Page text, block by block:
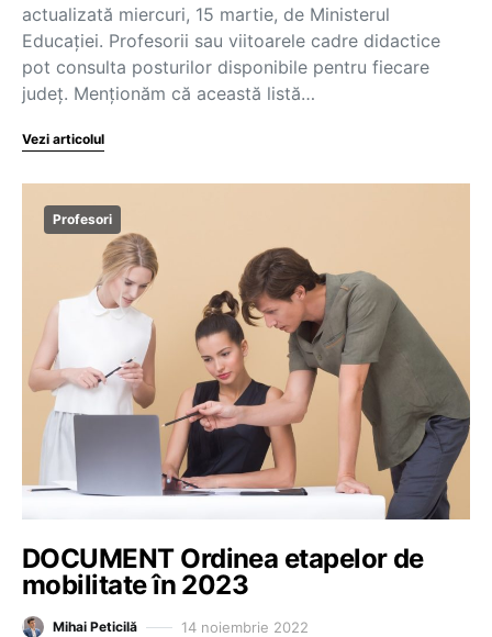
actualizată miercuri, 15 martie, de Ministerul
Educației. Profesorii sau viitoarele cadre didactice
pot consulta posturilor disponibile pentru fiecare
județ. Menționăm că această listă…
Vezi articolul
Profesori
DOCUMENT Ordinea etapelor de
mobilitate în 2023
Mihai Peticilă 14 noiembrie 2022